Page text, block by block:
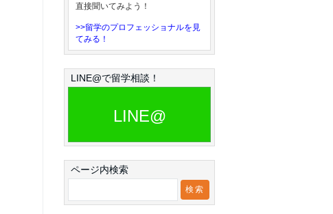
直接聞いてみよう！
>>留学のプロフェッショナルを見
てみる！
LINE@で留学相談！
LINE@
ページ内検索